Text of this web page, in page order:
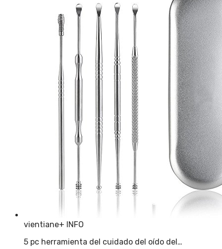
vientiane+ INFO
5 pc herramienta del cuidado del oído del…